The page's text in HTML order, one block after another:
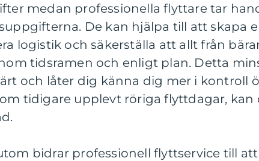
medan professionella flyttare tar
De kan hjälpa till att skapa
logistik och säkerställa att allt från
tidsramen och enligt plan. Detta
och låter dig känna dig mer i kontroll
tidigare upplevt röriga flyttdagar, kan
bidrar professionell flyttservice till